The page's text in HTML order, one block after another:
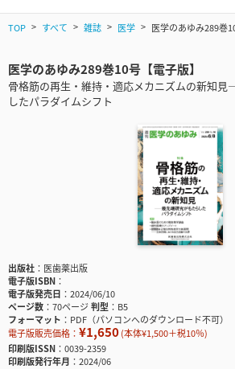
TOP すべて 雑誌 医学 医学のあゆみ289巻
医学のあゆみ289巻10号【電子版】
骨格筋の再生・維持・適応メカニズムの新知
したパラダイムシフト
出版社
医歯薬出版
電子版ISBN
電子版発売日
2024/06/10
ページ数
70ページ判型
B5
フォーマット
PDF（パソコンへのダウンロード不可）
電子版販売価格： ¥1,650(本体¥1,500＋税10％)
印刷版ISSN
0039-2359
印刷版発行年月
2024/06